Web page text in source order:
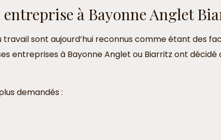
entreprise à Bayonne Anglet
sont aujourd’hui reconnus comme étant des
entreprises à Bayonne Anglet ou Biarritz ont
demandés :